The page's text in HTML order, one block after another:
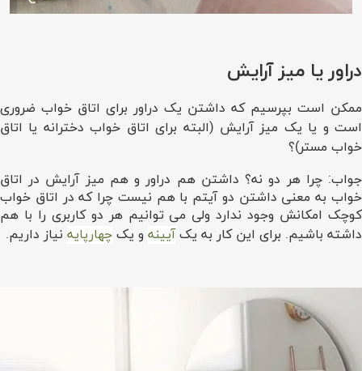
دراور یا میز آرایش
ممکن است بپرسیم که داشتن یک دراور برای اتاق خواب ضروری
است و یا یک میز آرایش (البته برای اتاق خواب دخترانه یا اتاق
خواب مستر)؟
جواب: چرا هر دو نه؟ داشتن هم دراور و هم میز آرایش در اتاق
خواب به معنی داشتن دو آیتم با هم نیست چرا که در اتاق خواب
کوچک امکانش وجود ندارد ولی می توانیم هر دو کاربری را با هم
داشته باشیم. برای این کار به یکآیینه و یک چهارپایه نیاز داریم.